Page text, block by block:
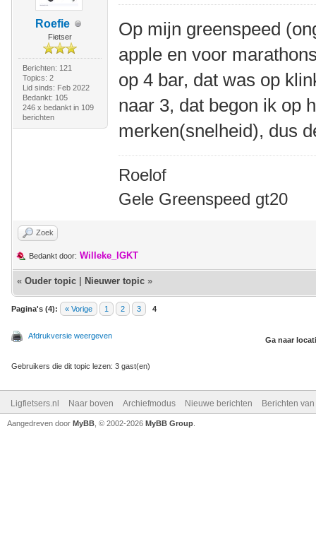
Roefie
Fietser
Berichten: 121
Topics: 2
Lid sinds: Feb 2022
Bedankt: 105
246 x bedankt in 109
berichten
Op mijn greenspeed
apple en voor
op 4 bar, dat was op
naar 3, dat begon ik op
merken(snelheid), dus
Roelof
Gele Greenspeed gt20
Zoek
Bedankt door: Willeke_IGKT
« Ouder topic Nieuwer topic »
Pagina's (4): « Vorige 1 2 3 4
Afdrukversie weergeven Ga naar
Gebruikers die dit topic lezen: 3 gast(en)
Ligfietsers.nl Naar boven Archiefmodus Nieuwe berichten Berichten
Aangedreven door MyBB , © 2002-2026 MyBB Group